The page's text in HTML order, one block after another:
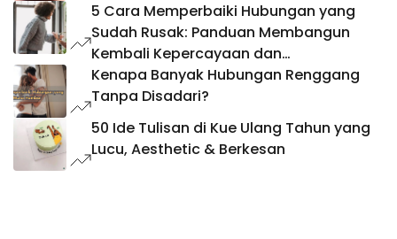
5 Cara Memperbaiki Hubungan yang
Sudah Rusak: Panduan Membangun
Kembali Kepercayaan dan
Keharmonisan
Kenapa Banyak Hubungan Renggang
Tanpa Disadari?
50 Ide Tulisan di Kue Ulang Tahun yang
Lucu, Aesthetic & Berkesan